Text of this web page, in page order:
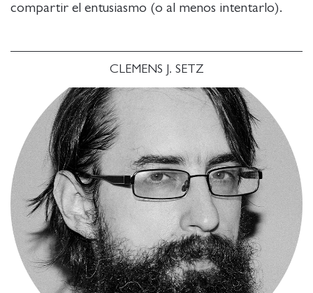
compartir el entusiasmo (o al menos intentarlo).
CLEMENS J. SETZ